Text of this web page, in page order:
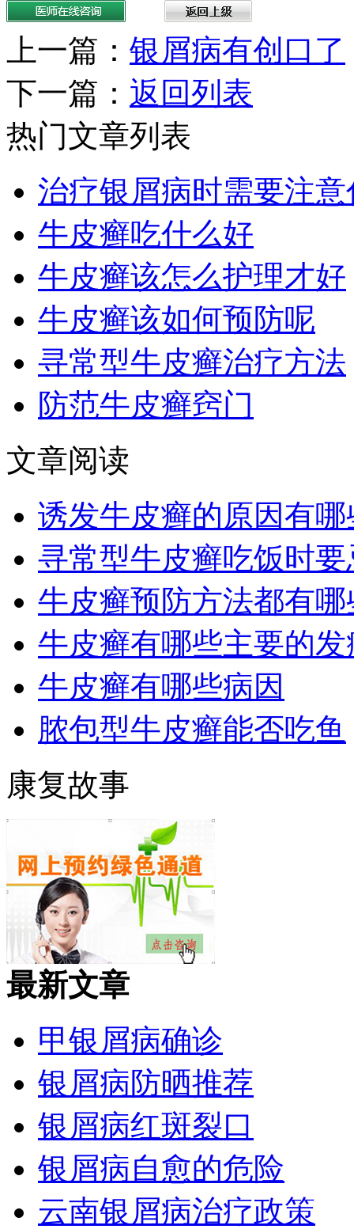
上一篇： 银屑病有创口了
下一篇： 返回列表
热门文章列表
治疗银屑病时需要注意
牛皮癣吃什么好
牛皮癣该怎么护理才好
牛皮癣该如何预防呢
寻常型牛皮癣治疗方法
防范牛皮癣窍门
文章阅读
诱发牛皮癣的原因有哪
寻常型牛皮癣吃饭时
牛皮癣预防方法都有哪
牛皮癣有哪些主要的
牛皮癣有哪些病因
脓包型牛皮癣能否吃鱼
康复故事
最新文章
甲银屑病确诊
银屑病防晒推荐
银屑病红斑裂口
银屑病自愈的危险
云南银屑病治疗政策